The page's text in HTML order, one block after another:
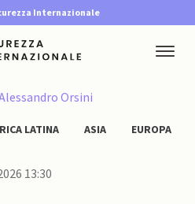
Internazionale
Orsini
LATINA ASIA EUROPA
13:30